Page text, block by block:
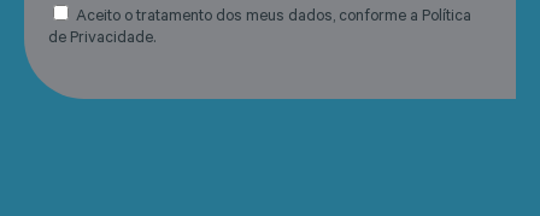
Aceito o tratamento dos meus dados, conforme a Política
de Privacidade.